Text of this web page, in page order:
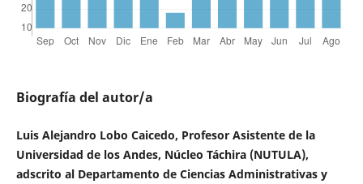
Biografía del autor/a
Luis Alejandro Lobo Caicedo, Profesor Asistente de la
Universidad de los Andes, Núcleo Táchira (NUTULA),
adscrito al Departamento de Ciencias Administrativas y